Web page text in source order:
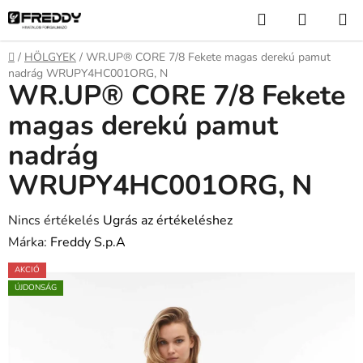
Ugrás
fő
tartalomhoz
KeresésKOSÁR
Kezdőlap
/ HÖLGYEK / WR.UP® CORE 7/8 Fekete magas derekú pamut
nadrág WRUPY4HC001ORG, N
WR.UP® CORE 7/8 Fekete
magas derekú pamut
nadrág
WRUPY4HC001ORG, N
A
termék
átlagos
értékelése
Nincs értékelés Ugrás az értékeléshez
Márka: Freddy S.p.A
AKCIÓ
ÚJDONSÁG